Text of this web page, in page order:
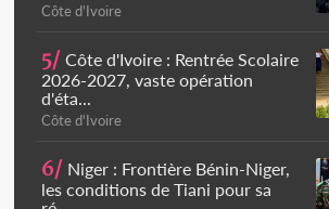
Côte d'Ivoire
5/ Côte d'Ivoire : Rentrée Scolaire
2026-2027, vaste opération
d'éta...
Côte d'Ivoire
6/ Niger : Frontière Bénin-Niger,
les conditions de Tiani pour sa